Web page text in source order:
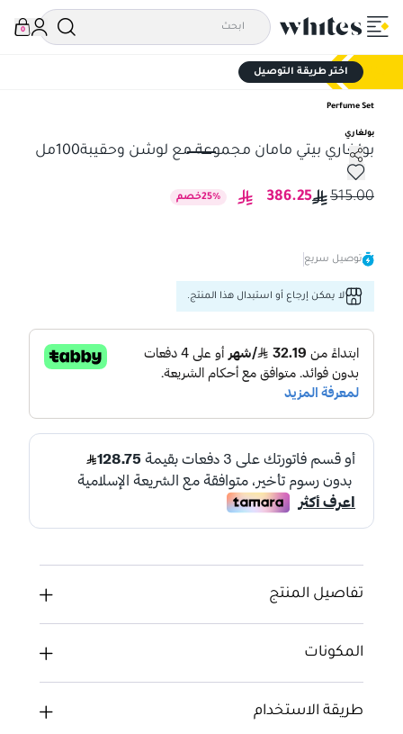
0
اختر طريقة التوصيل
Perfume Set
بولغاري
بولغاري بيتي مامان مجموعة مع لوشن وحقيبة100مل
بولغاري بيتي مامان مجموعة مع لوشن وحقيبة100مل
515.00
386.25
25% خصم
توصيل سريع
لا يمكن إرجاع أو استبدال هذا المنتج.
تفاصيل المنتج
المكونات
طريقة الاستخدام